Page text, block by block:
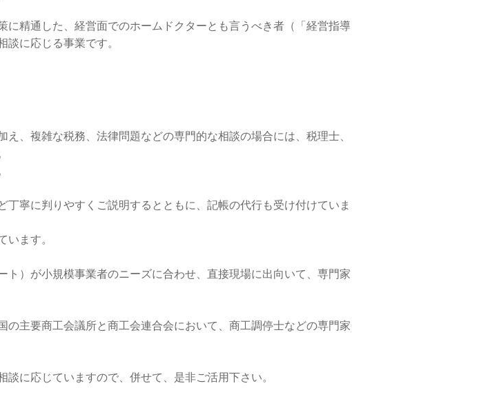
精通した、経営面でのホームドクターとも言うべき者（「経営指導
に応じる事業です。
、複雑な税務、法律問題などの専門的な相談の場合には、税理士、
寧に判りやすくご説明するとともに、記帳の代行も受け付けていま
ます。
）が小規模事業者のニーズに合わせ、直接現場に出向いて、専門家
主要商工会議所と商工会連合会において、商工調停士などの専門家
に応じていますので、併せて、是非ご活用下さい。